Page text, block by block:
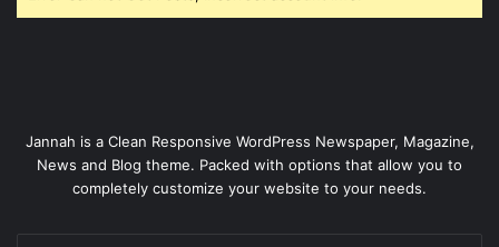
Jannah is a Clean Responsive WordPress Newspaper, Magazine,
News and Blog theme. Packed with options that allow you to
completely customize your website to your needs.